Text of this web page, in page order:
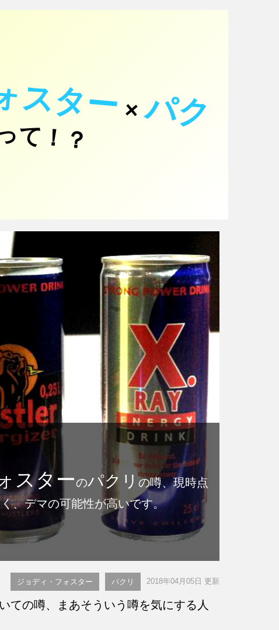
スター ×パ
ク
て！？
スターのパクリの噂、現時点
、デマの可能性が高いです。
ジョディ・フォスター パクリ 2018年04月05日 更新
ての噂、まあそういう噂を気にする人